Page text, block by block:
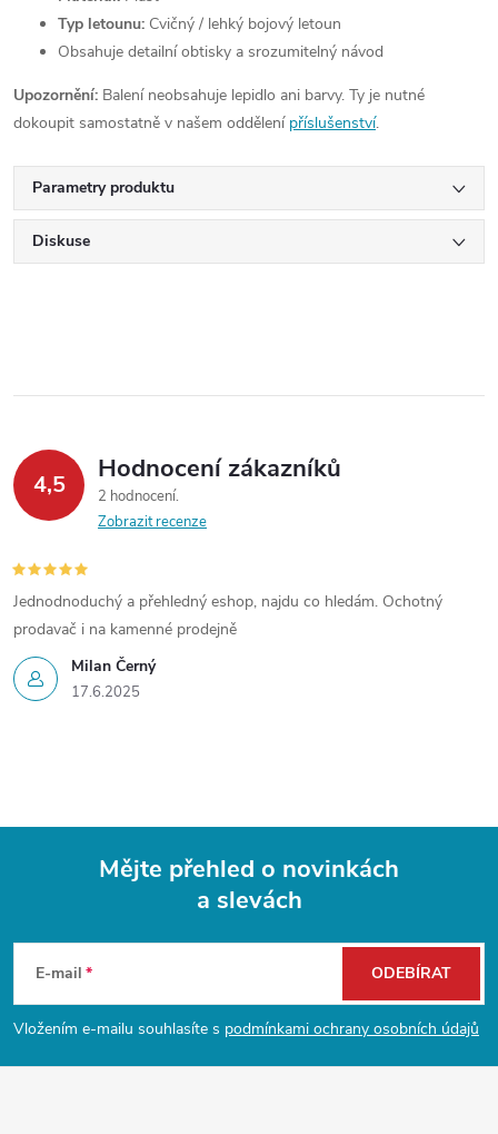
Typ letounu: Cvičný / lehký bojový letoun
Obsahuje detailní obtisky a srozumitelný návod
Upozornění: Balení neobsahuje lepidlo ani barvy. Ty je nutné
dokoupit samostatně v našem oddělení příslušenství.
Parametry produktu
Diskuse
4,5 Hodnocení zákazníků
2 hodnocení
Zobrazit recenze
Milan Černý
17.6.2025
Jednodnoduchý a přehledný eshop, najdu co hledám. Ochotný
prodavač i na kamenné prodejně
p
a
Mějte přehled o novinkách
a slevách
E-mail
Vložením e-mailu souhlasíte s podmínkami ochrany osobních údajů
ODEBÍRAT